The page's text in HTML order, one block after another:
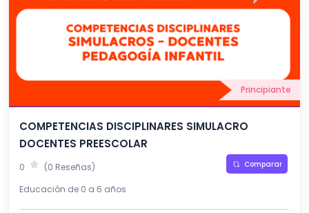
Principiante
COMPETENCIAS DISCIPLINARES SIMULACRO
DOCENTES PREESCOLAR
0 (0 Reseñas) Comparar
Educación de 0 a 6 años